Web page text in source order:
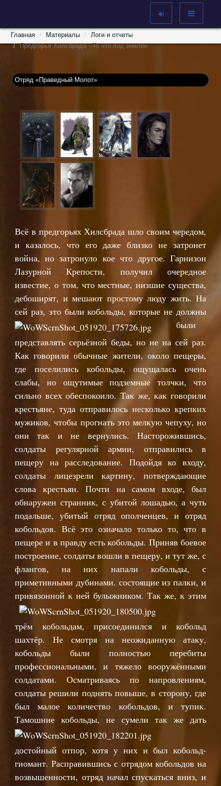
Главная Материалы
Логи и отчеты
Предгорья Хилсбрада - То что под землёй
Отряд «Праведный Молот»
Всё в предгорьях Хилсбрада шло своим чередом,
и казалось, что его даже близко не затронет
война, но затронуло кое что другое. Гарнизон
Лазурной Крепости, получил очередное
известие, о том, что местные, низшие существа,
дебоширят, и мешают простому люду жить. На
сей раз, это были кобольды, которые не должны
были
представлять серьёзной беды, но не на сей раз.
Как говорили обычные жители, около пещеры,
где поселились кобольды, ощущалась очень
слабы, но ощутимые подземные толчки, что
сильно всех обеспокоило. Так же, как говорили
крестьяне, туда отправилось несколько крепких
мужиков, чтобы прогнать это мелкую чепуху, но
они так и не вернулись. Насторожившись,
солдаты регулярной армии, отправились в
пещеру на расследование. Подойдя ко входу,
солдаты лицезрели картину, потверждающие
слова крестьян. Почти на самом входе, был
обнаружен странник, с убитой лошадью, а чуть
подальше, убитый отряд ополченцев, и отряд
кобольдов. Всё это означало только то, что в
пещере и в правду есть кобольды. Приняв боевое
построение, солдаты вошли в пещеру, и тут же, с
флангов, на них напали кобольды, с
приметивными дубинами. состоящие из палки, и
привязонной к ней булыжником. Так же, к этим
трём кобольдам, присоединился и кобольд
шахтёр. Не смотря на неожиданную атаку,
кобольды были полностью перебиты
профессиональными, и тяжело вооружёнными
солдатами. Осматриваясь по напровлениям,
солдаты решили поднять повыше, в сторону, где
был малое количество кобольдов, и тупик.
Тамошние кобольды, не сумели так же дать
достойный отпор, хотя у них и был кобольд-
гиомант. Расправившись с отрядом кобольдов на
возвышенности, отряд начал спускаться вниз, и